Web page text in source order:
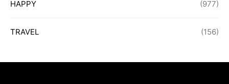
HAPPY (977)
TRAVEL (156)